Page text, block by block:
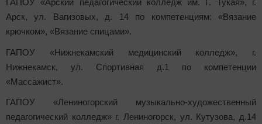
ГАПОУ «Арский педагогический колледж им. Г. Тукая», г.
Арск, ул. Вагизовых, д. 14 по компетенциям: «Вязание
крючком», «Вязание спицами».
ГАПОУ «Нижнекамский медицинский колледж», г.
Нижнекамск, ул. Спортивная д.1 по компетенции
«Массажист».
ГАПОУ «Лениногорский музыкально-художественный
педагогический колледж» г. Лениногорск, ул. Кутузова, д.14